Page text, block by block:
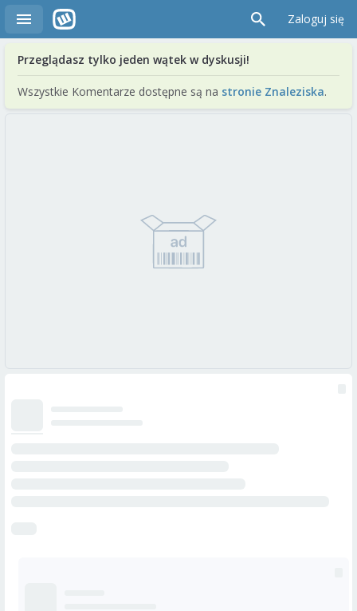
Zaloguj się
Przeglądasz tylko jeden wątek w dyskusji!
Wszystkie Komentarze dostępne są na stronie Znaleziska.